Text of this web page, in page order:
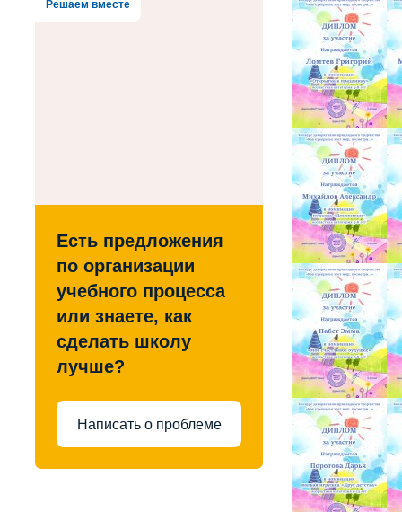
Решаем вместе
Есть предложения
по организации
учебного процесса
или знаете, как
сделать школу
лучше?
Написать о проблеме